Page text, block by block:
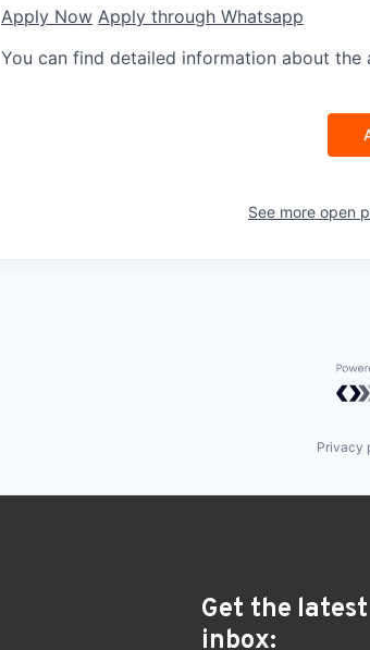
Apply Now Apply through Whatsapp
You can find detailed information about the
See more open
Privacy
Get the
inbox: